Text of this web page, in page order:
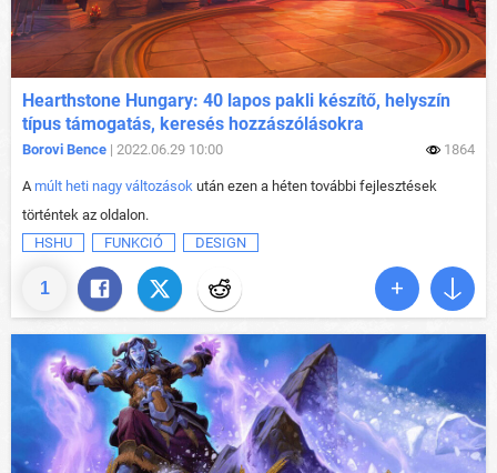
1
Hearthstone Hungary: 40 lapos pakli készítő, helyszín
típus támogatás, keresés hozzászólásokra
Borovi Bence | 2022.06.29 10:00 1864
Amúlt heti nagy változások után ezen a héten további fejlesztések
történtek az oldalon.
HSHU
FUNKCIÓ DESIGN